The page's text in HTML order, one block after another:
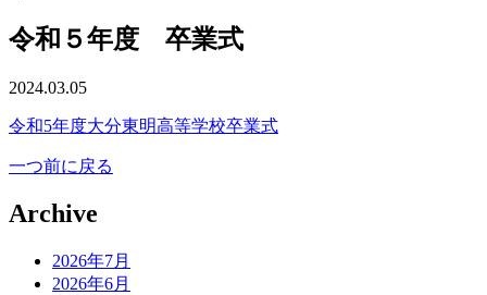
令和５年度 卒業式
2024.03.05
令和5年度大分東明高等学校卒業式
一つ前に戻る
Archive
2026年7月
2026年6月